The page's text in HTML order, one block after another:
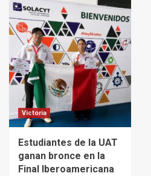
Victoria
Estudiantes de la UAT
ganan bronce en la
Final Iberoamericana